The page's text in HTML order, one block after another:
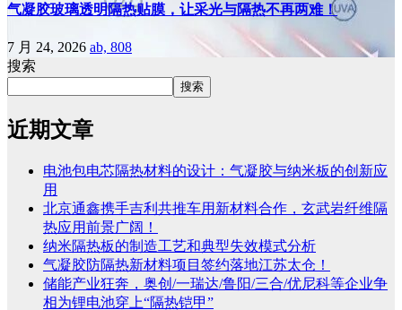
气凝胶玻璃透明隔热贴膜，让采光与隔热不再两难！
7 月 24, 2026 ab, 808
搜索
搜索
近期文章
电池包电芯隔热材料的设计：气凝胶与纳米板的创新应
用
北京通鑫携手吉利共推车用新材料合作，玄武岩纤维隔
热应用前景广阔！
纳米隔热板的制造工艺和典型失效模式分析
气凝胶防隔热新材料项目签约落地江苏太仓！
储能产业狂奔，奥创/一瑞达/鲁阳/三合/优尼科等企业争
相为锂电池穿上“隔热铠甲”